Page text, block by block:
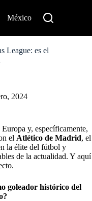
México
League: es el
2024
y, específicamente,
el Atlético de Madrid, el
la élite del fútbol y
de la actualidad. Y aquí
goleador histórico del